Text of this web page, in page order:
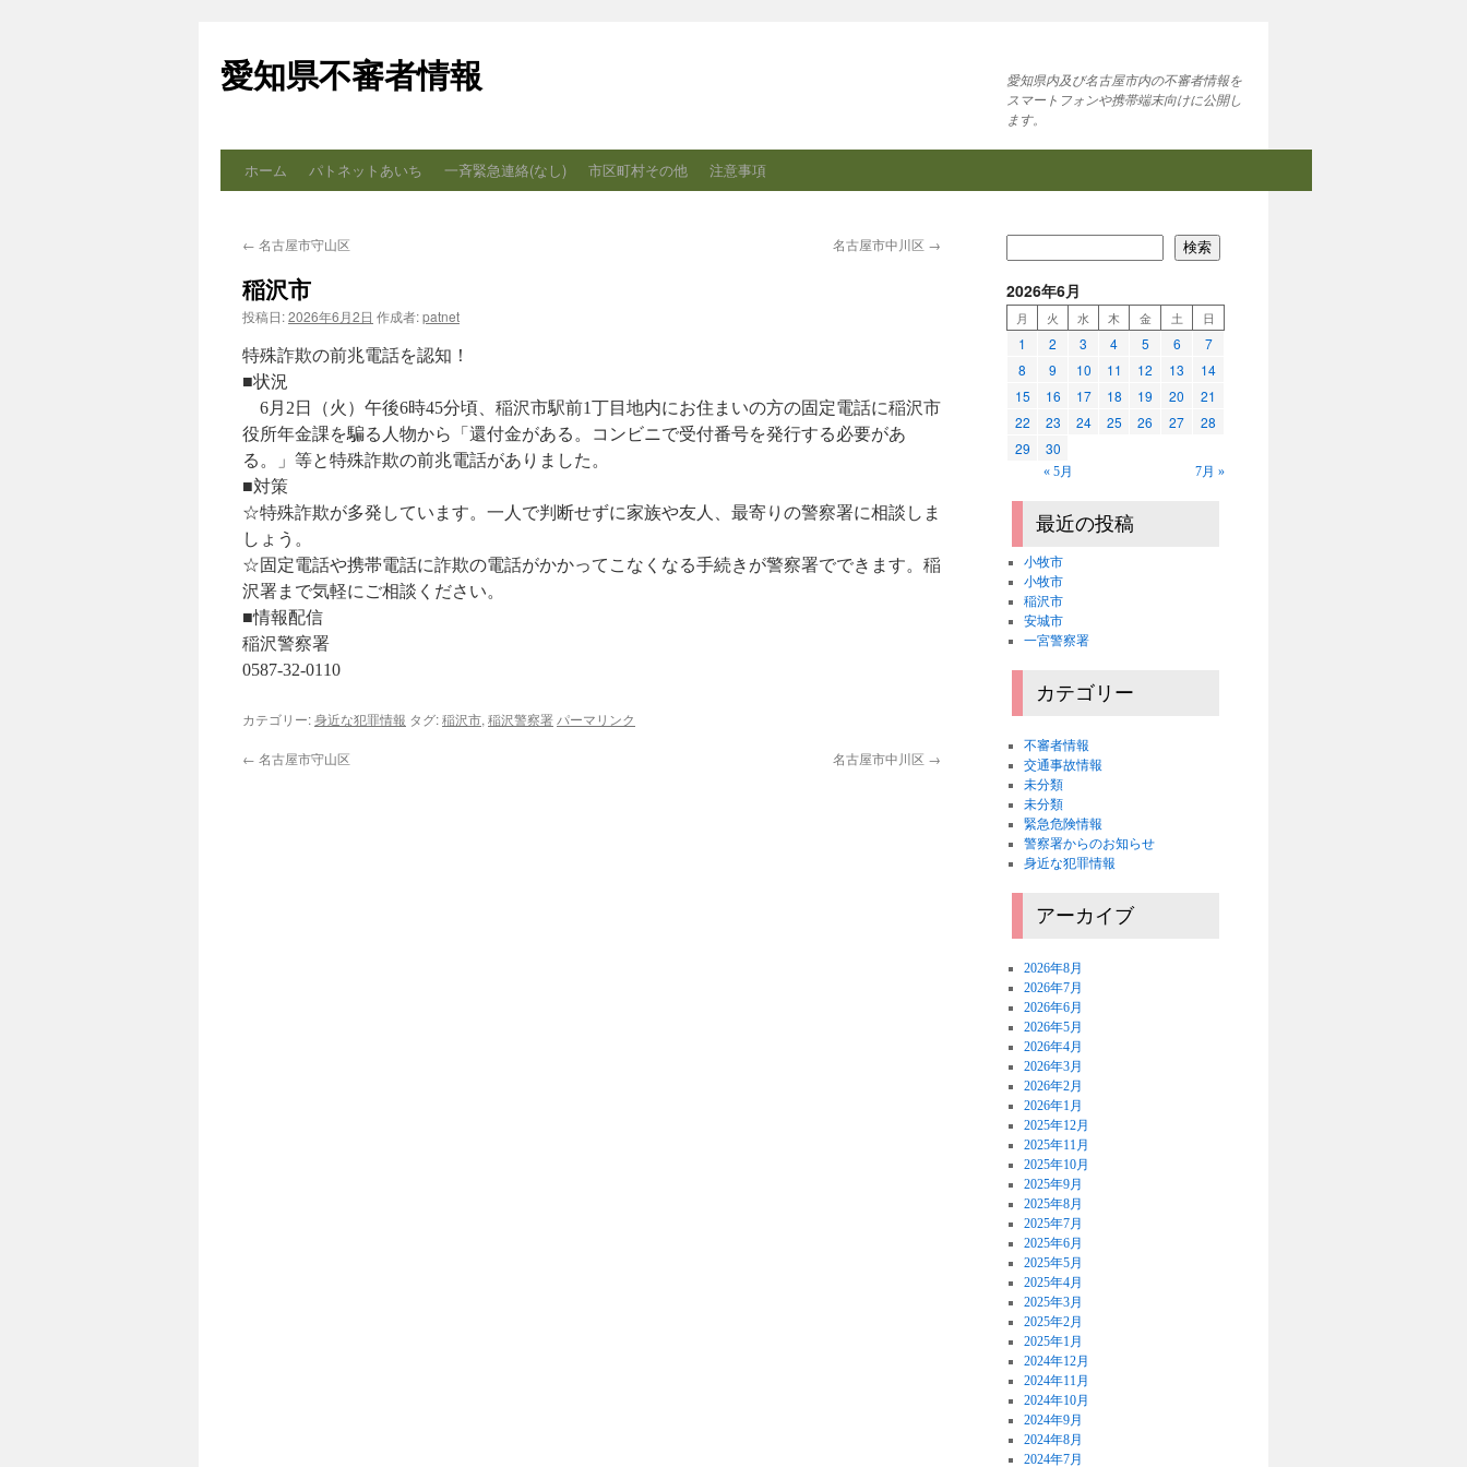
テ
ン
ス
ッ
愛知県不審者情報
愛知県内及び名古屋市内の不審者情報を
スマートフォンや携帯端末向けに公開し
ます。
ホーム パトネットあいち 一斉緊急連絡(なし) 市区町村その他 注意事項
← 名古屋市守山区 名古屋市中川区 →
稲沢市
投稿日:2026年6月2日 作成者:patnet
特殊詐欺の前兆電話を認知！
■状況
6月2日（火）午後6時45分頃、稲沢市駅前1丁目地内にお住まいの方の固定電話に稲沢市
役所年金課を騙る人物から「還付金がある。コンビニで受付番号を発行する必要があ
る。」等と特殊詐欺の前兆電話がありました。
■対策
☆特殊詐欺が多発しています。一人で判断せずに家族や友人、最寄りの警察署に相談しま
しょう。
☆固定電話や携帯電話に詐欺の電話がかかってこなくなる手続きが警察署でできます。稲
沢署まで気軽にご相談ください。
■情報配信
稲沢警察署
0587-32-0110
カテゴリー:身近な犯罪情報 タグ:稲沢市, 稲沢警察署 パーマリンク
← 名古屋市守山区 名古屋市中川区 →
検索
2026年6月
月 火 水 木 金 土 日
1 2 3 4 5 6
7
8
9 10 11 12 13
14
15
16 17 18 19 20
21
22
23 24 25 26 27
28
29
30
« 5月 7月 »
最近の投稿
小牧市
小牧市
稲沢市
安城市
一宮警察署
カテゴリー
不審者情報
交通事故情報
未分類
未分類
緊急危険情報
警察署からのお知らせ
身近な犯罪情報
アーカイブ
2026年8月
2026年7月
2026年6月
2026年5月
2026年4月
2026年3月
2026年2月
2026年1月
2025年12月
2025年11月
2025年10月
2025年9月
2025年8月
2025年7月
2025年6月
2025年5月
2025年4月
2025年3月
2025年2月
2025年1月
2024年12月
2024年11月
2024年10月
2024年9月
2024年8月
2024年7月